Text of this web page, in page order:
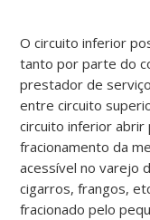
O circuito inferior
tanto por parte do
prestador de
entre circuito
circuito inferior abrir
fracionamento da
acessível no varejo
cigarros, frangos,
fracionado pelo